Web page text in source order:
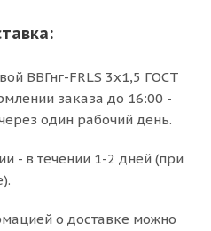
ВВГнг-FRLS 3х1,5 ГОСТ
заказа до 16:00 -
один рабочий день.
- в течении 1-2 дней (при
о доставке можно